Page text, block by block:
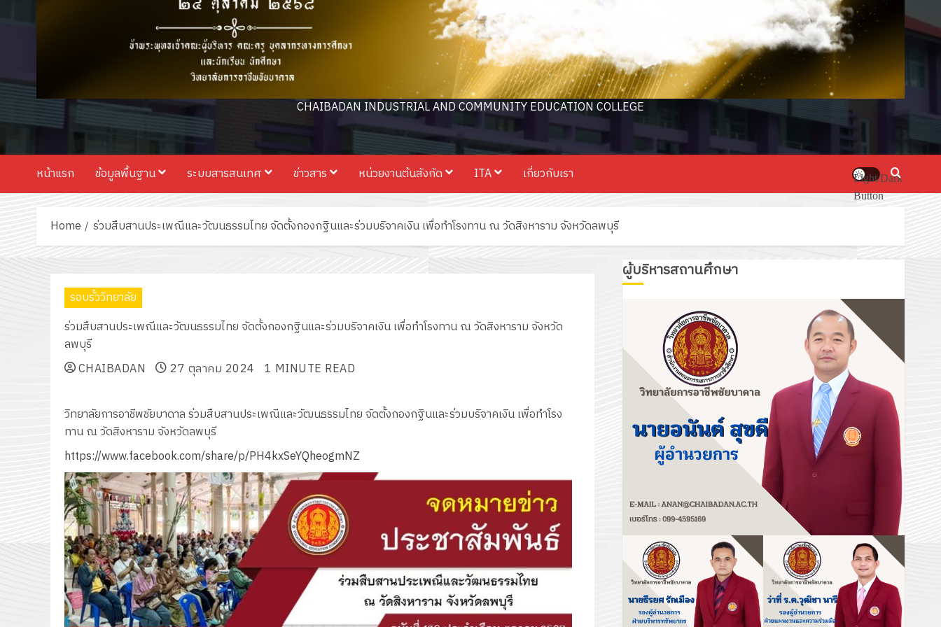
CHAIBADAN INDUSTRIAL AND COMMUNITY EDUCATION COLLEGE
หน้าแรก ข้อมูลพื้นฐาน ระบบสารสนเทศ ข่าวสาร หน่วยงานต้นสังกัด ITA เกี่ยวกับเรา
Light/Dark
Button
Home ร่วมสืบสานประเพณีและวัฒนธรรมไทย จัดตั้งกองกฐินและร่วมบริจาคเงิน เพื่อทำโรงทาน ณ วัดสิงหาราม จังหวัดลพบุรี
รอบรั้ววิทยาลัย
ร่วมสืบสานประเพณีและวัฒนธรรมไทย จัดตั้งกองกฐินและร่วมบริจาคเงิน เพื่อทำโรงทาน ณ วัดสิงหาราม จังหวัด
ลพบุรี
CHAIBADAN
27 ตุลาคม 2024 1 MINUTE READ
วิทยาลัยการอาชีพชัยบาดาล ร่วมสืบสานประเพณีและวัฒนธรรมไทย จัดตั้งกองกฐินและร่วมบริจาคเงิน เพื่อทำโรง
ทาน ณ วัดสิงหาราม จังหวัดลพบุรี
https://www.facebook.com/share/p/PH4kxSeYQheogmNZ
ผู้บริหารสถานศึกษา